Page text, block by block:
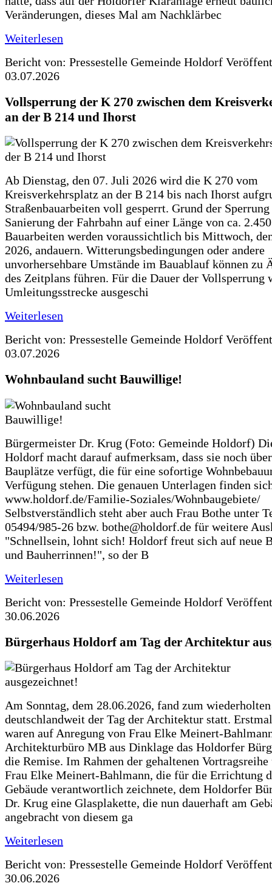
Veränderungen, dieses Mal am Nachklärbec
Weiterlesen
Bericht von: Pressestelle Gemeinde Holdorf
03.07.2026
Vollsperrung der K 270 zwischen dem
an der B 214 und Ihorst
Ab Dienstag, den 07. Juli 2026 wird die K 270 vom
Kreisverkehrsplatz an der B 214 bis nach Ihorst
Straßenbauarbeiten voll gesperrt. Grund der
Sanierung der Fahrbahn auf einer Länge von ca.
Bauarbeiten werden voraussichtlich bis Mittwoch,
2026, andauern. Witterungsbedingungen oder andere
unvorhersehbare Umstände im Bauablauf können zu
des Zeitplans führen. Für die Dauer der Vollsperrung
Umleitungsstrecke ausgeschi
Weiterlesen
Bericht von: Pressestelle Gemeinde Holdorf
03.07.2026
Wohnbauland sucht Bauwillige!
Bürgermeister Dr. Krug (Foto: Gemeinde Holdorf)
Holdorf macht darauf aufmerksam, dass sie noch
Bauplätze verfügt, die für eine sofortige
Verfügung stehen. Die genauen Unterlagen finden
www.holdorf.de/Familie-Soziales/Wohnbaugebiete/
Selbstverständlich steht aber auch Frau Bothe unter
05494/985-26 bzw. bothe@holdorf.de für weitere
"Schnellsein, lohnt sich! Holdorf freut sich auf neue
und Bauherrinnen!", so der B
Weiterlesen
Bericht von: Pressestelle Gemeinde Holdorf
30.06.2026
Bürgerhaus Holdorf am Tag der Architektur
Am Sonntag, dem 28.06.2026, fand zum
deutschlandweit der Tag der Architektur statt.
waren auf Anregung von Frau Elke Meinert-
Architekturbüro MB aus Dinklage das Holdorfer
die Remise. Im Rahmen der gehaltenen
Frau Elke Meinert-Bahlmann, die für die Errichtung
Gebäude verantwortlich zeichnete, dem Holdorfer
Dr. Krug eine Glasplakette, die nun dauerhaft am
angebracht von diesem ga
Weiterlesen
Bericht von: Pressestelle Gemeinde Holdorf
30.06.2026